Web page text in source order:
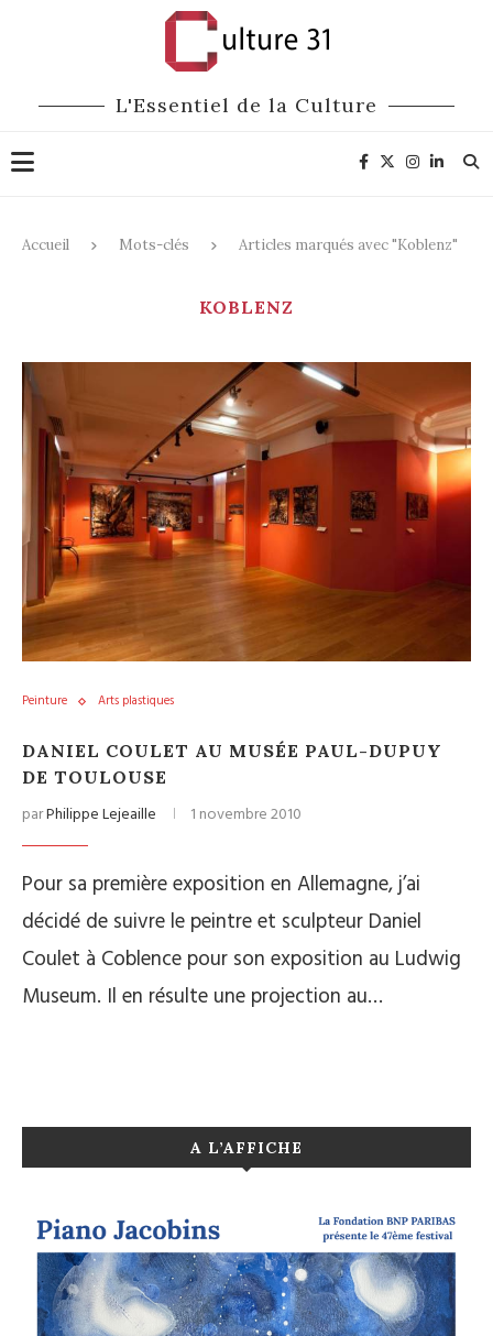
L'Essentiel de la Culture
Accueil Mots-clés Articles marqués avec "Koblenz"
KOBLENZ
Peinture Arts plastiques
DANIEL COULET AU MUSÉE PAUL-DUPUY
DE TOULOUSE
parPhilippe Lejeaille 1 novembre 2010
Pour sa première exposition en Allemagne, j’ai
décidé de suivre le peintre et sculpteur Daniel
Coulet à Coblence pour son exposition au Ludwig
Museum. Il en résulte une projection au…
A L’AFFICHE